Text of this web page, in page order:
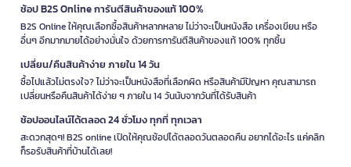
ช้อป B2S Online การันตีสินค้าของแท้ 100%
B2S Online ให้คุณเลือกซื้อสินค้าหลากหลาย ไม่ว่าจะเป็นหนังสือ เครื่องเขียน หรือ
อื่นๆ อีกมากมายได้อย่างมั่นใจ ด้วยการการันตีสินค้าของแท้ 100% ทุกชิ้น
เปลี่ยน/คืนสินค้าง่าย ภายใน 14 วัน
ซื้อไปแล้วไม่ตรงใจ? ไม่ว่าจะเป็นหนังสือที่เลือกผิด หรือสินค้ามีปัญหา คุณสามารถ
เปลี่ยนหรือคืนสินค้าได้ง่าย ๆ ภายใน 14 วันนับจากวันที่ได้รับสินค้า
ช้อปออนไลน์ได้ตลอด 24 ชั่วโมง ทุกที่ ทุกเวลา
สะดวกสุดๆ! B2S online เปิดให้คุณช้อปได้ตลอดวันตลอดคืน อยากได้อะไร แค่คลิก
ก็รอรับสินค้าที่บ้านได้เลย!